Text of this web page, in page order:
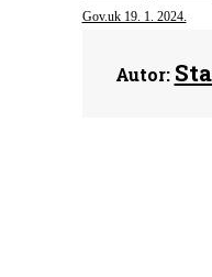
Gov.uk 19. 1. 2024.
Autor: